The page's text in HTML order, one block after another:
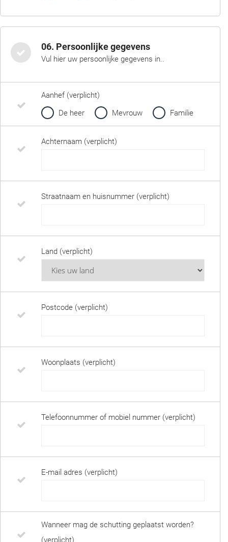
06. Persoonlijke gegevens
Vul hier uw persoonlijke gegevens in..
Aanhef (verplicht)
De heer
Mevrouw Familie
Achternaam (verplicht)
Straatnaam en huisnummer (verplicht)
Land (verplicht)
Postcode (verplicht)
Woonplaats (verplicht)
Telefoonnummer of mobiel nummer (verplicht)
E-mail adres (verplicht)
Wanneer mag de schutting geplaatst worden?
(verplicht)